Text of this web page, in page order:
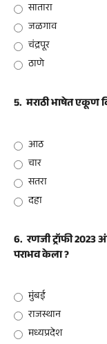
सातारा
जळगाव
चंद्रपूर
ठाणे
5. मराठी भाषेत एकूण
आठ
चार
सतरा
दहा
6. रणजी ट्रॉफी 2023
पराभव केला ?
मुंबई
राजस्थान
मध्यप्रदेश